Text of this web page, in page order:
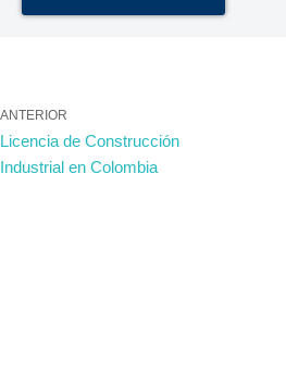
ANTERIOR
Licencia de Construcción
Industrial en Colombia